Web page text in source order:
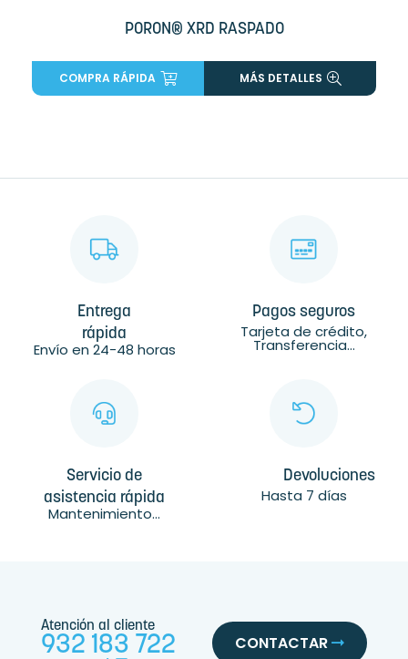
PORON® XRD RASPADO
COMPRA RÁPIDA MÁS DETALLES
Entrega
rápida
Envío en 24-48 horas
Pagos seguros
Tarjeta de crédito,
Transferencia...
Servicio de
asistencia rápida
Mantenimiento...
Devoluciones
Hasta 7 días
Atención al cliente
932 183 722 CONTACTAR